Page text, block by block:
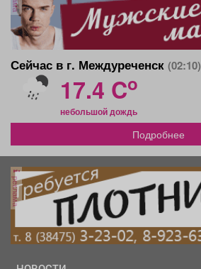
Сейчас в г. Междуреченск (02:10)
17.4 Co
небольшой дождь
Подробнее
реклама